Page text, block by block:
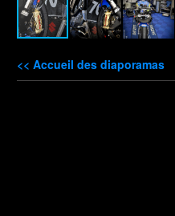
<< Accueil des diaporamas